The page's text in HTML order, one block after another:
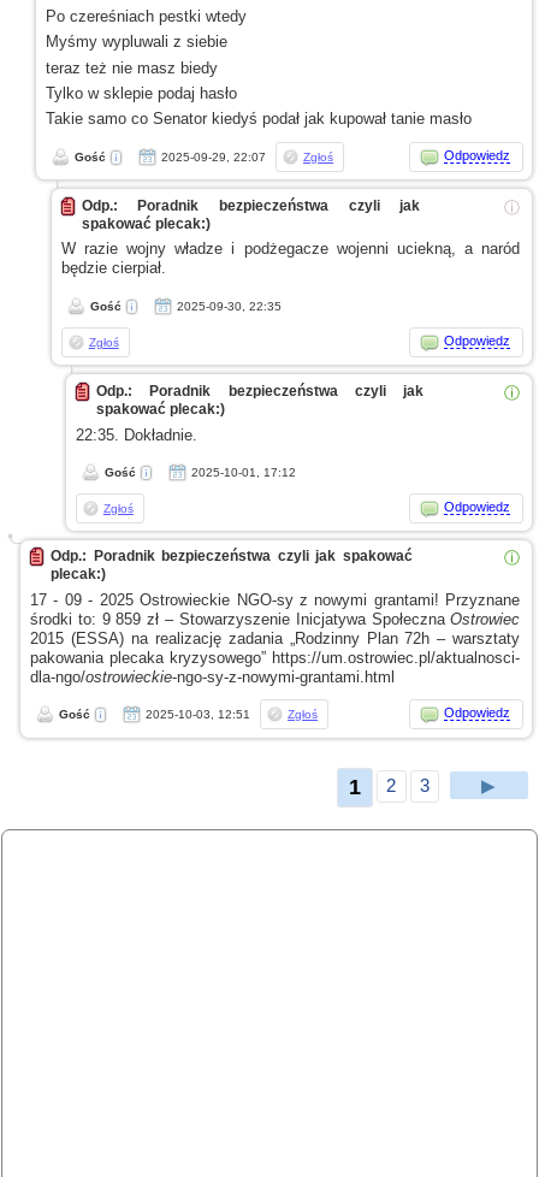
Po czereśniach pestki wtedy
Myśmy wypluwaliz siebie
teraz też nie masz biedy
Tylkow sklepie podaj hasło
Takie samo co Senator kiedyś podał jak kupował tanie masło
Gość 2025-09-29, 22:07 Zgłoś Odpowiedz
ⓘ
Odp.: Poradnik bezpieczeństwa czyli jak
spakować plecak:)
W raziewojny władzei podżegaczewojenni uciekną,a naród
będzie cierpiał.
Gość 2025-09-30, 22:35
Zgłoś Odpowiedz
ⓘ
Odp.: Poradnik bezpieczeństwa czyli jak
spakować plecak:)
22:35. Dokładnie.
Gość 2025-10-01, 17:12
Zgłoś Odpowiedz
ⓘ
Odp.: Poradnik bezpieczeństwa czyli jak spakować
plecak:)
17 - 09 - 2025 Ostrowieckie NGO-syz nowymi grantami! Przyznane
środki to: 9 859 zł – Stowarzyszenie Inicjatywa SpołecznaOstrowiec
2015 (ESSA) na realizację zadania „Rodzinny Plan 72h – warsztaty
pakowania plecaka kryzysowego” https://um.ostrowiec.pl/aktualnosci-
dla-ngo/ostrowieckie-ngo-sy-z-nowymi-grantami.html
Gość 2025-10-03, 12:51 Zgłoś Odpowiedz
1 2 3 ▶